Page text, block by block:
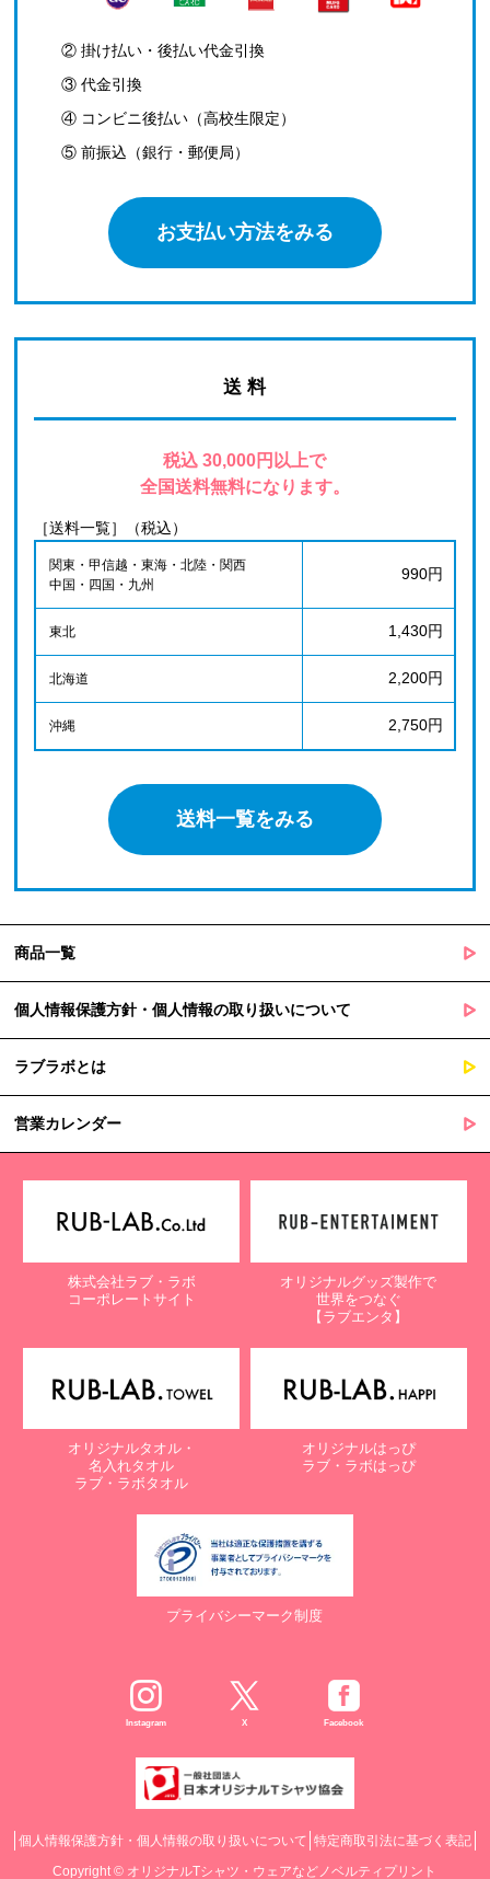
② 掛け払い・後払い代金引換
③ 代金引換
④ コンビニ後払い（高校生限定）
⑤ 前振込（銀行・郵便局）
お支払い方法をみる
送 料
税込 30,000円以上で
全国送料無料になります。
［送料一覧］（税込）
関東・甲信越・東海・北陸・関西
中国・四国・九州
990円
東北 1,430円
北海道 2,200円
沖縄 2,750円
送料一覧をみる
商品一覧
個人情報保護方針・個人情報の取り扱いについて
ラブラボとは
営業カレンダー
株式会社ラブ・ラボ
コーポレートサイト
オリジナルグッズ製作で
世界をつなぐ
【ラブエンタ】
オリジナルタオル・
名入れタオル
ラブ・ラボタオル
オリジナルはっぴ
ラブ・ラボはっぴ
プライバシーマーク制度
Instagram X Facebook
個人情報保護方針・個人情報の取り扱いについて 特定商取引法に基づく表記
Copyright © オリジナルTシャツ・ウェアなどノベルティプリント